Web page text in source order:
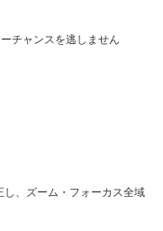
チャンスを逃しません
、ズーム・フォーカス全域